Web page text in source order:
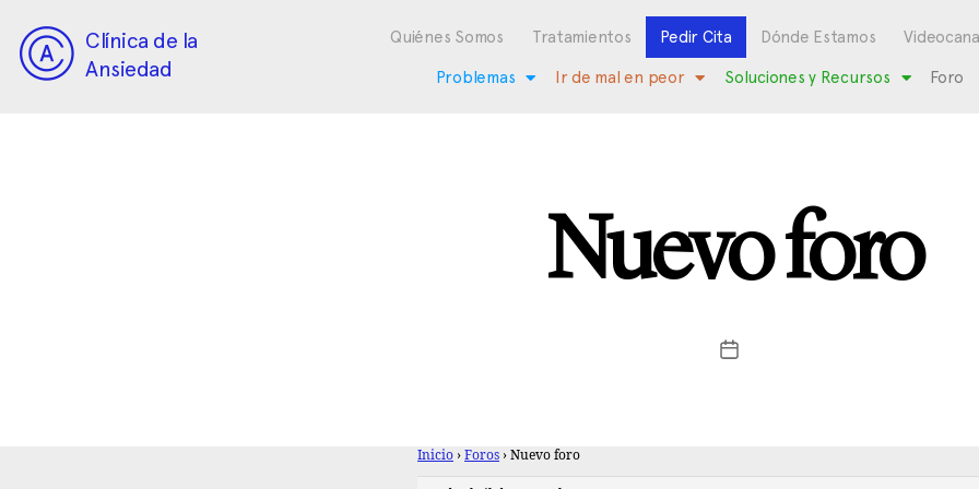
Clínica de la
Ansiedad
Quiénes Somos Tratamientos Pedir Cita Dónde Estamos
Problemas Ir de mal en peor Soluciones y Recursos Foro
Nuevo foro
Inicio › Foros › Nuevo foro